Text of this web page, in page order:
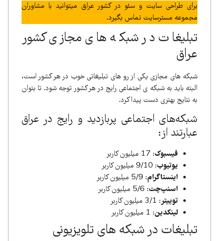
برای طراحی سایت و سئو در کشور عراق میتوانید با مشاوران
مجموعه مسترسایت تماس بگیرد.
تبلیغات در شبکه های مجازی کشور
عراق
شبکه های مجازی یکی از رو های تبلیغاتی خوب در هر کشور است،
البته باید به شبکه ی اجتماعی رایج در هر کشور توجه شود. تا بتوان
به نتایج بهتری دست پیدا کرد.
شبکه‌های اجتماعی پربازدید و رایج در عراق
عبارتند از:
فیسبوک: 17 میلیون کاربر
یوتیوب: 9/10 میلیون کاربر
اینستاگرام: 5/9 میلیون کاربر
اسنپ‌چت: 5/6 میلیون کاربر
توییتر: 3/1 میلیون کاربر
لینکدین: 1 میلیون کاربر
تبلیغات در شبکه های تلویزیونی